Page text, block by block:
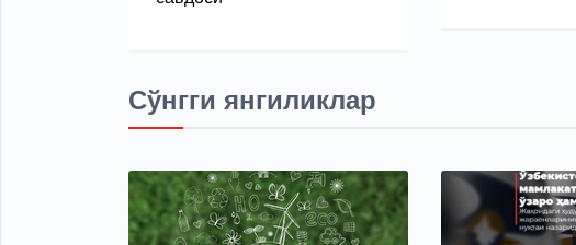
Сўнгги янгиликлар